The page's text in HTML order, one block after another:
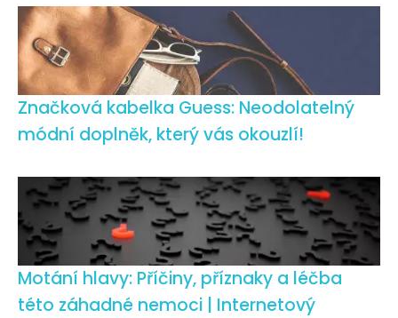
Značková kabelka Guess: Neodolatelný
módní doplněk, který vás okouzlí!
Motání hlavy: Příčiny, příznaky a léčba
této záhadné nemoci | Internetový